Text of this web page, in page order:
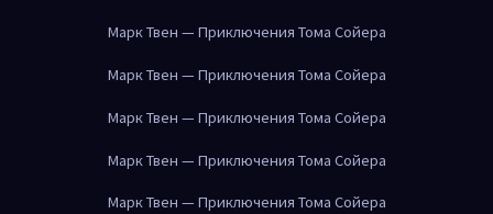
Марк Твен — Приключения Тома Сойера
Марк Твен — Приключения Тома Сойера
Марк Твен — Приключения Тома Сойера
Марк Твен — Приключения Тома Сойера
Марк Твен — Приключения Тома Сойера